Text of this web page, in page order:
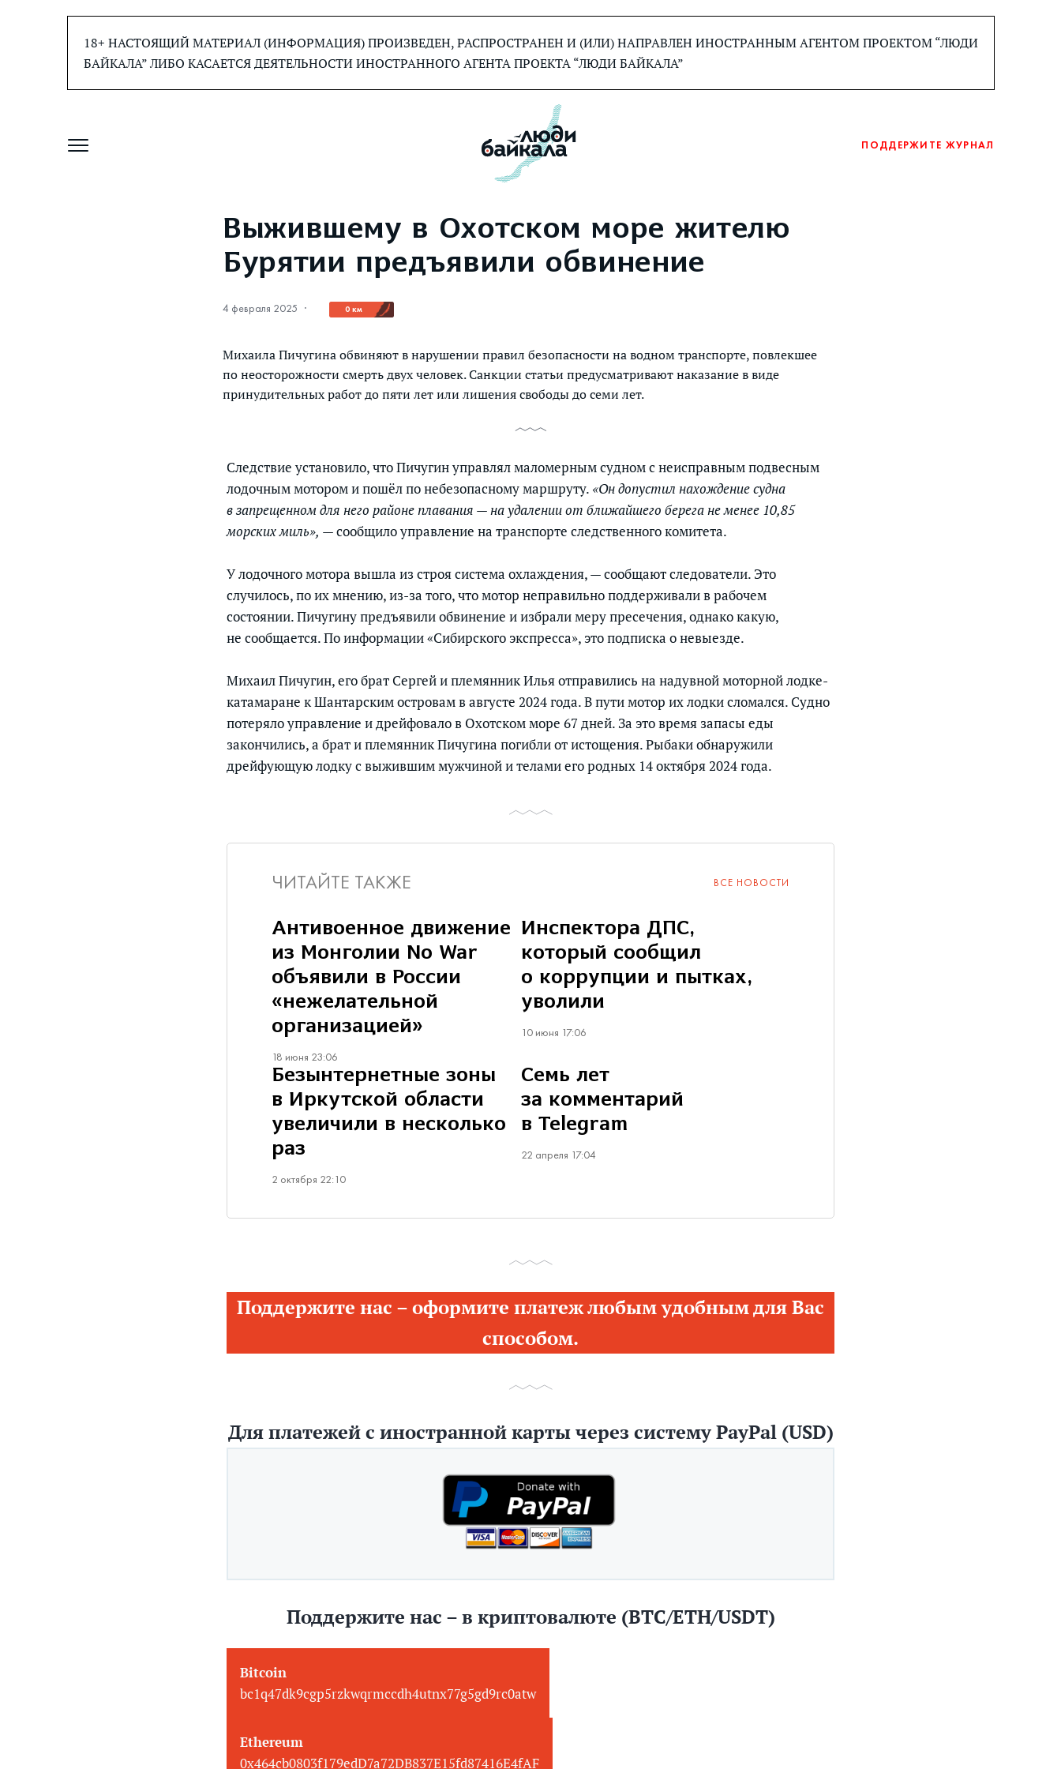
18+ НАСТОЯЩИЙ МАТЕРИАЛ (ИНФОРМАЦИЯ) ПРОИЗВЕДЕН, РАСПРОСТРАНЕН И (ИЛИ) НАПРАВЛЕН ИНОСТРАННЫМ АГЕНТОМ ПРОЕКТОМ “ЛЮДИ
БАЙКАЛА” ЛИБО КАСАЕТСЯ ДЕЯТЕЛЬНОСТИ ИНОСТРАННОГО АГЕНТА ПРОЕКТА “ЛЮДИ БАЙКАЛА”
ПОДДЕРЖИТЕ ЖУРНАЛ
Выжившему в Охотском море жителю
Бурятии предъявили обвинение
4 февраля 2025 · 0 км
Михаила Пичугина обвиняют в нарушении правил безопасности на водном транспорте, повлекшее
по неосторожности смерть двух человек. Санкции статьи предусматривают наказание в виде
принудительных работ до пяти лет или лишения свободы до семи лет.
Следствие установило, что Пичугин управлял маломерным судном с неисправным подвесным
лодочным мотором и пошёл по небезопасному маршруту. «Он допустил нахождение судна
в запрещенном для него районе плавания — на удалении от ближайшего берега не менее 10,85
морских миль», — сообщило управление на транспорте следственного комитета.
У лодочного мотора вышла из строя система охлаждения, — сообщают следователи. Это
случилось, по их мнению, из-за того, что мотор неправильно поддерживали в рабочем
состоянии. Пичугину предъявили обвинение и избрали меру пресечения, однако какую,
не сообщается. По информации «Сибирского экспресса», это подписка о невыезде.
Михаил Пичугин, его брат Сергей и племянник Илья отправились на надувной моторной лодке-
катамаране к Шантарским островам в августе 2024 года. В пути мотор их лодки сломался. Судно
потеряло управление и дрейфовало в Охотском море 67 дней. За это время запасы еды
закончились, а брат и племянник Пичугина погибли от истощения. Рыбаки обнаружили
дрейфующую лодку с выжившим мужчиной и телами его родных 14 октября 2024 года.
ЧИТАЙТЕ ТАКЖЕ ВСЕ НОВОСТИ
Антивоенное движение
из Монголии No War
объявили в России
«нежелательной
организацией»
18 июня 23:06
Инспектора ДПС,
который сообщил
о коррупции и пытках,
уволили
10 июня 17:06
Безынтернетные зоны
в Иркутской области
увеличили в несколько
раз
2 октября 22:10
Семь лет
за комментарий
в Telegram
22 апреля 17:04
Поддержите нас – оформите платеж любым удобным для Вас
способом.
Для платежей с иностранной карты через систему PayPal (USD)
Поддержите нас – в криптовалюте (BTC/ETH/USDT)
Bitcoin
bc1q47dk9cgp5rzkwqrmccdh4utnx77g5gd9rc0atw
Ethereum
0x464cb0803f179edD7a72DB837E15fd87416E4fAF